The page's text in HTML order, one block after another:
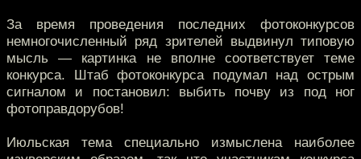
За время проведения последних фотоконкурсов
немногочисленный ряд зрителей выдвинул типовую
мысль — картинка не вполне соответствует теме
конкурса. Штаб фотоконкурса подумал над острым
сигналом и постановил: выбить почву из под ног
фотоправдорубов!
Июльская тема специально измыслена наиболее